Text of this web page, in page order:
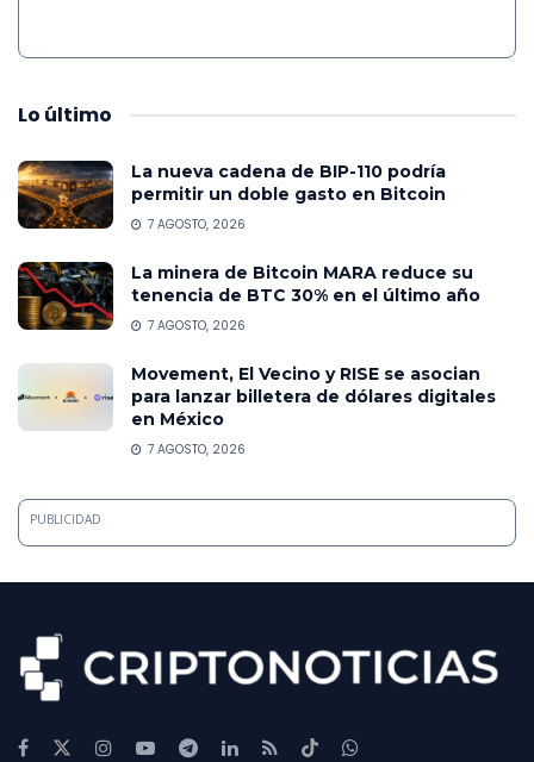
Lo último
La nueva cadena de BIP-110 podría
permitir un doble gasto en Bitcoin
7 AGOSTO, 2026
La minera de Bitcoin MARA reduce su
tenencia de BTC 30% en el último año
7 AGOSTO, 2026
Movement, El Vecino y RISE se asocian
para lanzar billetera de dólares digitales
en México
7 AGOSTO, 2026
PUBLICIDAD